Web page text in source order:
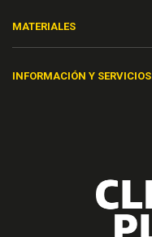
MATERIALES
INFORMACIÓN Y SERVICIOS